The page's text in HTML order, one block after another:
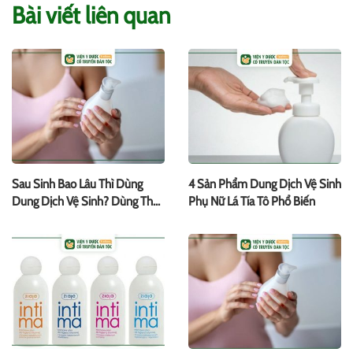
Bài viết liên quan
Sau Sinh Bao Lâu Thì Dùng
Dung Dịch Vệ Sinh? Dùng Thế
4 Sản Phẩm Dung Dịch Vệ Sinh
Phụ Nữ Lá Tía Tô Phổ Biến